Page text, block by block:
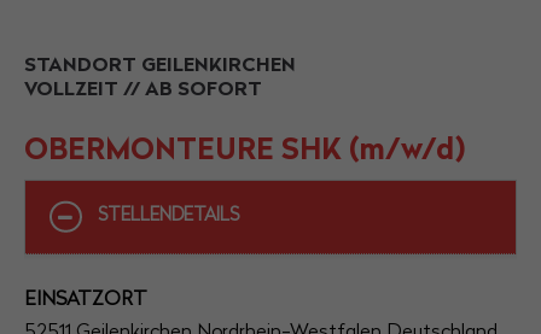
Aenean commodo ligula eget dolor. Aenean
massa. Cum sociis natoque penatibus et magnis
Donec quam felis, ultricies nec.
STANDORT GEILENKIRCHEN
VOLLZEIT // AB SOFORT
OBERMONTEURE SHK (m/w/d)
STELLENDETAILS
EINSATZORT